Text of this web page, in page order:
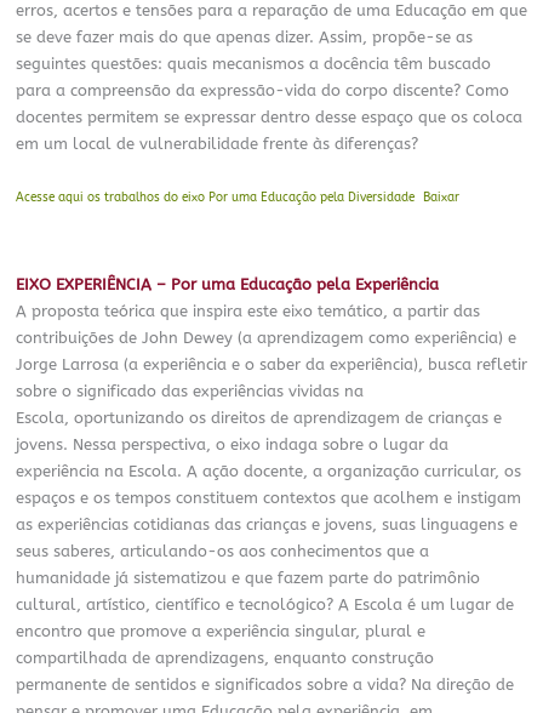
erros, acertos e tensões para a reparação de uma Educação em que
se deve fazer mais do que apenas dizer. Assim, propõe-se as
seguintes questões: quais mecanismos a docência têm buscado
para a compreensão da expressão-vida do corpo discente? Como
docentes permitem se expressar dentro desse espaço que os coloca
em um local de vulnerabilidade frente às diferenças?
Acesse aqui os trabalhos do eixo Por uma Educação pela Diversidade Baixar
EIXO EXPERIÊNCIA – Por uma Educação pela Experiência
A proposta teórica que inspira este eixo temático, a partir das
contribuições de John Dewey (a aprendizagem como experiência) e
Jorge Larrosa (a experiência e o saber da experiência), busca refletir
sobre o significado das experiências vividas na
Escola, oportunizando os direitos de aprendizagem de crianças e
jovens. Nessa perspectiva, o eixo indaga sobre o lugar da
experiência na Escola. A ação docente, a organização curricular, os
espaços e os tempos constituem contextos que acolhem e instigam
as experiências cotidianas das crianças e jovens, suas linguagens e
seus saberes, articulando-os aos conhecimentos que a
humanidade já sistematizou e que fazem parte do patrimônio
cultural, artístico, científico e tecnológico? A Escola é um lugar de
encontro que promove a experiência singular, plural e
compartilhada de aprendizagens, enquanto construção
permanente de sentidos e significados sobre a vida? Na direção de